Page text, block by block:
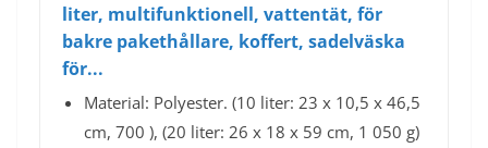
liter, multifunktionell, vattentät, för
bakre pakethållare, koffert, sadelväska
för...
Material: Polyester. (10 liter: 23 x 10,5 x 46,5
cm, 700 ), (20 liter: 26 x 18 x 59 cm, 1 050 g)